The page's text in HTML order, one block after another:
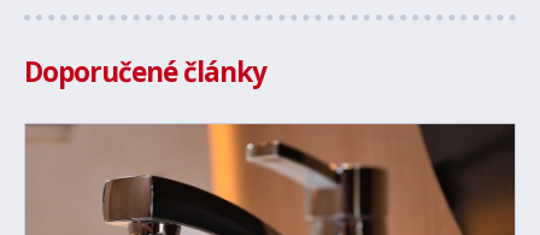
Doporučené články